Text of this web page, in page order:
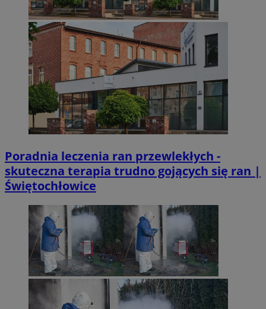
Poradnia leczenia ran przewlekłych -
skuteczna terapia trudno gojących się ran |
Świętochłowice